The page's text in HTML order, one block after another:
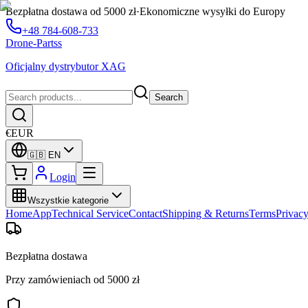
Bezpłatna dostawa od 5000 zł·Ekonomiczne wysyłki do Europy
+48 784-608-733
Drone-Partss
Oficjalny dystrybutor XAG
Search
€EUR
🇬🇧 EN
Login
Wszystkie kategorie
HomeAppTechnical ServiceContactShipping & ReturnsTermsPrivacy
Bezpłatna dostawa
Przy zamówieniach od 5000 zł